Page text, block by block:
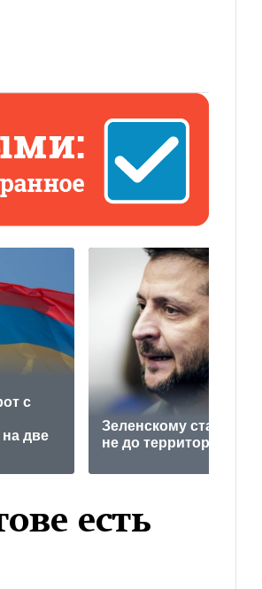
с
на две
Зеленскому стало
не до территорий
есть